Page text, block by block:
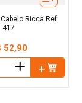
Ricca Ref.
417
52,90
＋